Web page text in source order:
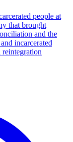
people at
that brought
and the
incarcerated
reintegration